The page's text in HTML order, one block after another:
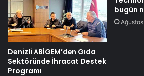
Denizli ABİGEM’den Gıda
Sektöründe İhracat Destek
Programı
bugün